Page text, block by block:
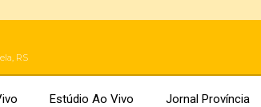
RS
Estúdio Ao Vivo Jornal Província